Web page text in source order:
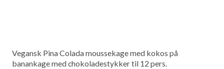
Vegansk Pina Colada moussekage med kokos på
banankage med chokoladestykker til 12 pers.